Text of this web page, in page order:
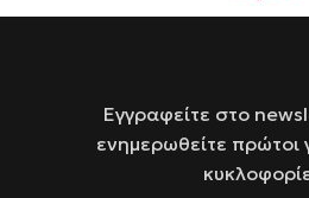
Εγγραφείτε στο
ενημερωθείτε πρώτοι